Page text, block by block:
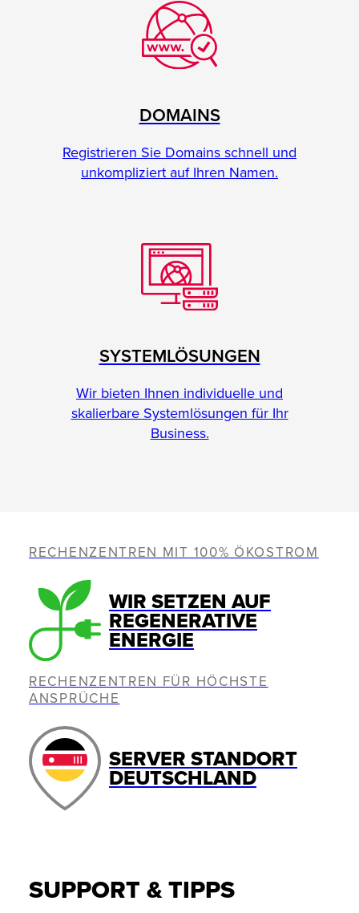
DOMAINS
Registrieren Sie Domains schnell und
unkompliziert auf Ihren Namen.
SYSTEMLÖSUNGEN
Wir bieten Ihnen individuelle und
skalierbare Systemlösungen für Ihr
Business.
RECHENZENTREN MIT 100% ÖKOSTROM
WIR SETZEN AUF
REGENERATIVE
ENERGIE
RECHENZENTREN FÜR HÖCHSTE
ANSPRÜCHE
SERVER STANDORT
DEUTSCHLAND
SUPPORT & TIPPS